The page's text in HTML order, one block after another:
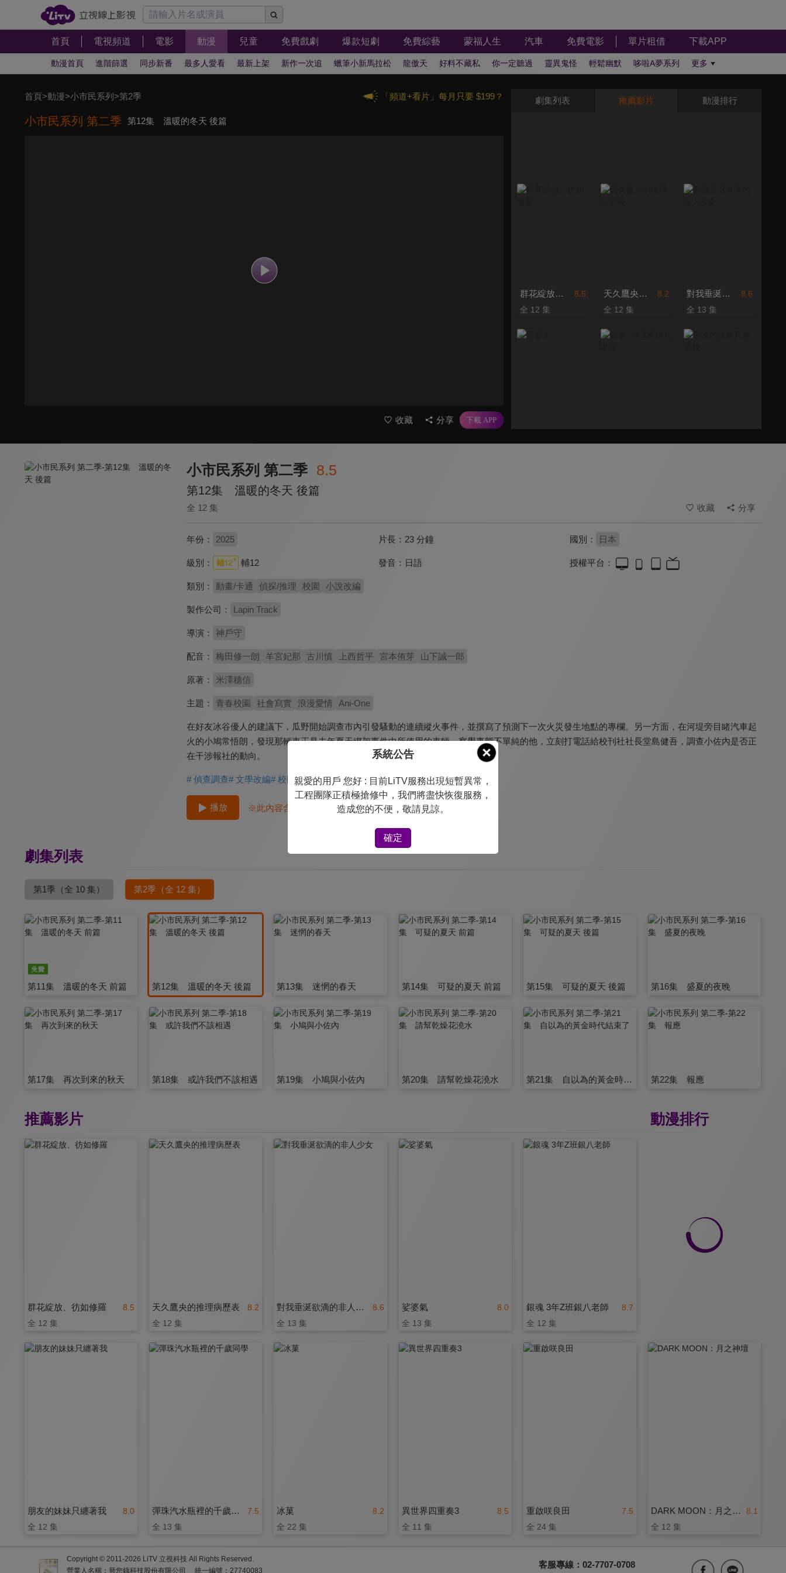
首頁 電視頻道 電影 動漫 兒童 免費戲劇 爆款短劇 免費綜藝 蒙福人生 汽車 免費電影 單片租借 下載APP
動漫首頁 進階篩選 同步新番 最多人愛看 最新上架 新作一次追 蠟筆小新馬拉松 龍傲天 好料不藏私 你一定聽過 靈異鬼怪 輕鬆幽默 哆啦A夢系列 更多
「頻道+看片」每月只要 $199？
首頁>動漫>小市民系列 >第2季
小市民系列 第二季 第12集 溫暖的冬天 後篇
收藏 分享
劇集列表 推薦影片 動漫排行
8.5
群花綻放、彷如修羅
全 12 集
8.2
天久鷹央的推理病歷表
全 12 集
8.6
對我垂涎欲滴的非人少女
全 13 集
7.5
重啟咲良田
全 24 集
8.1
DARK MOON：月之神壇
全 12 集
8.5
青春豬頭少年不會夢到聖誕服女郎
全 13 集
小市民系列 第二季 8.5
第12集 溫暖的冬天 後篇
全 12 集 收藏 分享
年份： 2025 片長： 23 分鐘 國別： 日本
級別： 輔12 發音： 日語 授權平台：
類別： 動畫/卡通 偵探/推理 校園 小說改編
製作公司： Lapin Track
導演： 神戶守
配音： 梅田修一朗 羊宮妃那 古川慎 上西哲平 宮本侑芽 山下誠一郎
原著： 米澤穗信
主題： 青春校園 社會寫實 浪漫愛情 Ani-One
在好友冰谷優人的建議下，瓜野開始調查市內引發騷動的連續縱火事件，並撰寫了預測下一次火災發生地點的專欄。另一方面，在河堤旁目睹汽車起
火的小鳩常悟朗，發現那輛車正是去年夏天綁架事件中所使用的車輛。察覺事態不單純的他，立刻打電話給校刊社社長堂島健吾，調查小佐內是否正
在干涉報社的動向。
# 偵查調查# 文學改編# 校園題材
播放 ※此內容含有： 偏差行為
劇集列表
第1季 （全 10 集） 第2季 （全 12 集）
第11集 溫暖的冬天 前篇 第12集 溫暖的冬天 後篇 第13集 迷惘的春天 第14集 可疑的夏天 前篇 第15集 可疑的夏天 後篇 第16集 盛夏的夜晚
第17集 再次到來的秋天 第18集 或許我們不該相遇 第19集 小鳩與小佐內 第20集 請幫乾燥花澆水 第21集 自以為的黃金時代結束了 第22集 報應
動漫排行
推薦影片
8.5
群花綻放、彷如修羅
全 12 集
8.2
天久鷹央的推理病歷表
全 12 集
8.6
對我垂涎欲滴的非人少女
全 13 集
8.0
娑婆氣
全 13 集
8.7
銀魂 3年Z班銀八老師
全 12 集
8.0
朋友的妹妹只纏著我
全 12 集
7.5
彈珠汽水瓶裡的千歲同學
全 13 集
8.2
冰菓
全 22 集
8.5
異世界四重奏3
全 11 集
7.5
重啟咲良田
全 24 集
8.1
DARK MOON：月之神壇
全 12 集
Copyright © 2011-2026 LiTV 立視科技 All Rights Reserved.
營業人名稱：替您錄科技股份有限公司
統一編號：27740083
客服專線：02-7707-0708
系統公告
親愛的用戶 您好 : 目前LiTV服務出現短暫異常，
工程團隊正積極搶修中，我們將盡快恢復服務，
造成您的不便，敬請見諒。
確定